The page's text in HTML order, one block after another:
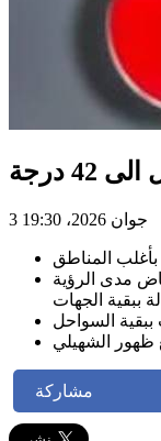
درجة
3 جوان 2026، 19:30
مدى الرؤية
مشاركة